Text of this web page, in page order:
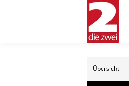
Übersicht